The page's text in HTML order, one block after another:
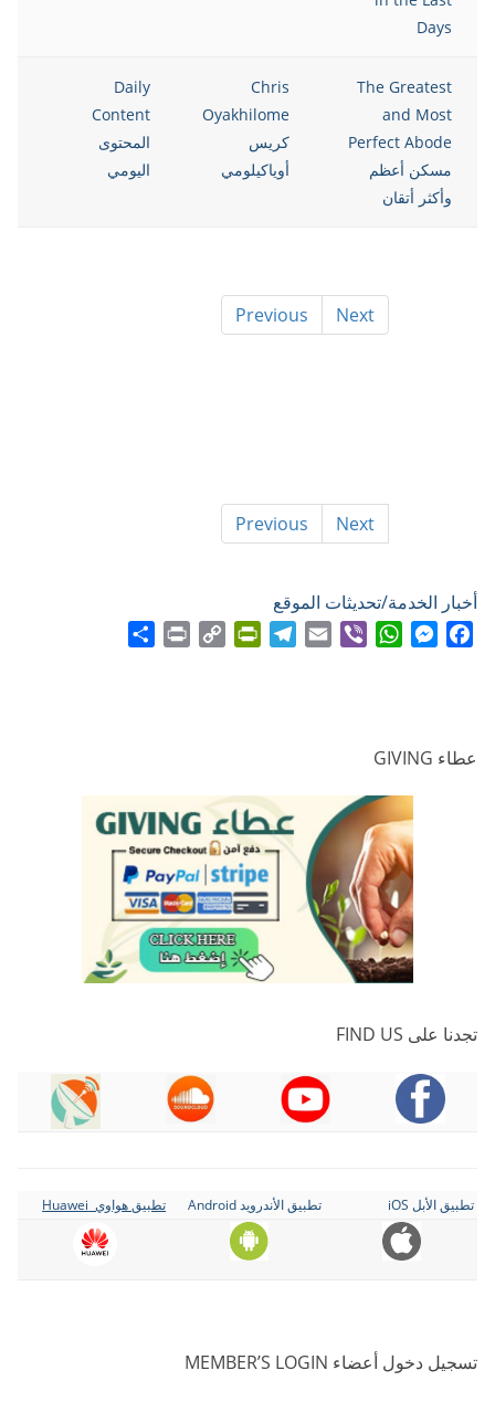
Days
The Greatest
and Most
Perfect Abode
مسكن أعظم
وأكثر أتقان
Chris
Oyakhilome
كريس
أوياكيلومي
Daily
Content
المحتوى
اليومي
Previous Next
Previous Next
أخبار الخدمة/تحديثات الموقع
عطاء GIVING
تجدنا على FIND US
تطبيق الأبل iOS تطبيق الأندرويد Android تطبيق هواوي Huawei
تسجيل دخول أعضاء MEMBER’S LOGIN